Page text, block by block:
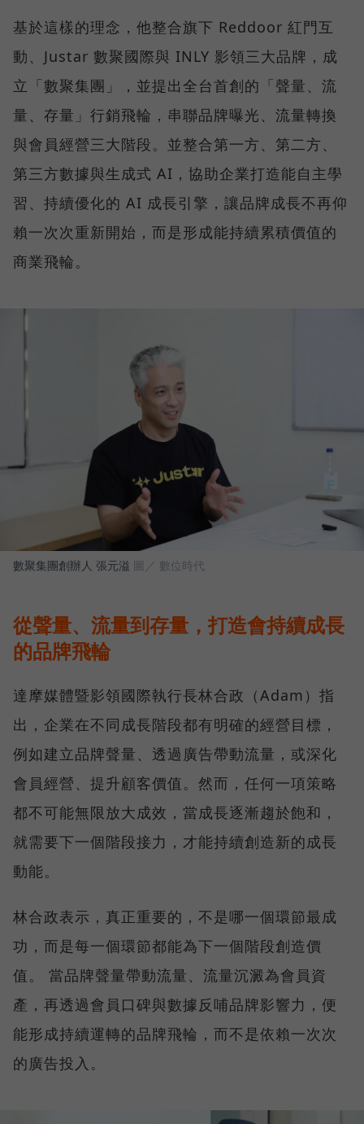
基於這樣的理念，他整合旗下 Reddoor 紅門互
動、Justar 數聚國際與 INLY 影領三大品牌，成
立「數聚集團」，並提出全台首創的「聲量、流
量、存量」行銷飛輪，串聯品牌曝光、流量轉換
與會員經營三大階段。並整合第一方、第二方、
第三方數據與生成式 AI，協助企業打造能自主學
習、持續優化的 AI 成長引擎，讓品牌成長不再仰
賴一次次重新開始，而是形成能持續累積價值的
商業飛輪。
數聚集團創辦人 張元溢 圖／ 數位時代
從聲量、流量到存量，打造會持續成長
的品牌飛輪
達摩媒體暨影領國際執行長林合政（Adam）指
出，企業在不同成長階段都有明確的經營目標，
例如建立品牌聲量、透過廣告帶動流量，或深化
會員經營、提升顧客價值。然而，任何一項策略
都不可能無限放大成效，當成長逐漸趨於飽和，
就需要下一個階段接力，才能持續創造新的成長
動能。
林合政表示，真正重要的，不是哪一個環節最成
功，而是每一個環節都能為下一個階段創造價
值。 當品牌聲量帶動流量、流量沉澱為會員資
產，再透過會員口碑與數據反哺品牌影響力，便
能形成持續運轉的品牌飛輪，而不是依賴一次次
的廣告投入。